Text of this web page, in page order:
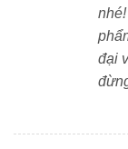
chắn. Màu
tinh tế, phù
Kiểu dáng:
1.011 mm
đại